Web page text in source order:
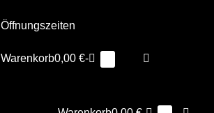
Öffnungszeiten
Warenkorb
Warenkorb0,00 €-
Suche-